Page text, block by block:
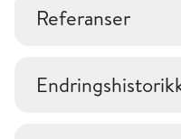
Referanser